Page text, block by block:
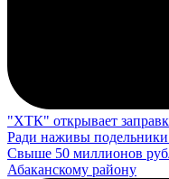
"ХТК" открывает
Ради наживы
Свыше 50 миллионов
Абаканскому району